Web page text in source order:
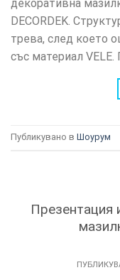
декоративна
DECORDEK.
трева, след което
със материал VELE.
Публикувано в Шоурум
Презентация